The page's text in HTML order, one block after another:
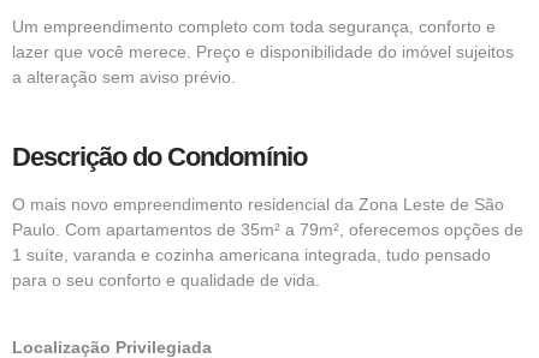
Um empreendimento completo com toda segurança, conforto e
lazer que você merece. Preço e disponibilidade do imóvel sujeitos
a alteração sem aviso prévio.
Descrição do Condomínio
O mais novo empreendimento residencial da Zona Leste de São
Paulo. Com apartamentos de 35m² a 79m², oferecemos opções de
1 suíte, varanda e cozinha americana integrada, tudo pensado
para o seu conforto e qualidade de vida.
Localização Privilegiada